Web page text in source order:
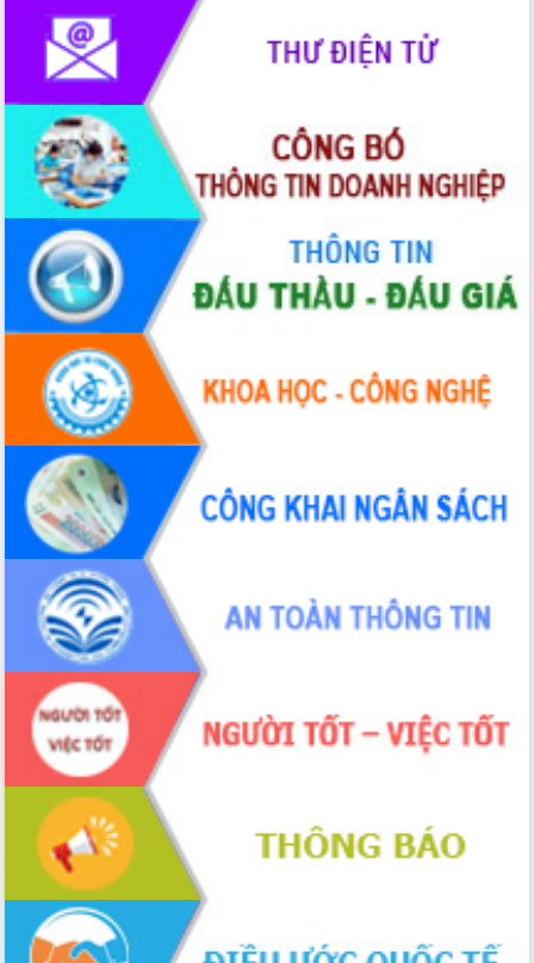
Thủ tướng Chính phủ Phạm Minh Chính
kiểm tra, chỉ đạo hoàn thành các dự
án cao tốc và thăm khu tái định cư tại
Đắk Lắk
Sôi nổi Hội đua ngựa truyền thống Gò
Thì Thùng mừng Xuân Bính Ngọ 2026
Lãnh đạo tỉnh dâng hương tưởng niệm
tại Đập Đồng Cam đầu Xuân Bính Ngọ
Ngành nông nghiệp phấn đấu tăng
trưởng đạt 5,86% trong năm 2026
UBND tỉnh Đắk Lắk triển khai công tác
quốc phòng, quân sự địa phương năm
2026
Đắk Lắk tập trung toàn lực khắc phục
tồn tại IUU, sẵn sàng làm việc với
Đoàn thanh tra EC
Chủ tịch UBND tỉnh Tạ Anh Tuấn thăm,
chúc mừng các bệnh viện nhân Ngày
Thầy thuốc Việt Nam
Rộn ràng lễ hội truyền thống Sông
nước Đà Nông lần thứ I năm 2026
Kỳ họp Chuyên đề lần thứ Năm, HĐND
tỉnh Đắk Lắk thông qua các nghị quyết
quan trọng
Thống nhất danh sách giới thiệu ứng
cử đại biểu Quốc hội khoá XVI và đại
biểu HĐND tỉnh Đắk Lắk, nhiệm kỳ
2026-2031
Phát động hai phong trào thi đua quan
trọng trong kỷ nguyên mới
Hội nghị lần thứ tư Ban Chỉ đạo công
tác bầu cử tỉnh Đắk Lắk
Hội nghị Báo cáo viên Trung ương
tháng 01/2026
Phó Thủ tướng Hồ Quốc Dũng đánh giá
cao kết quả Chiến dịch Quang Trung
tại Đắk Lắk